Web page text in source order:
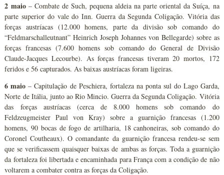
2 maio– Combate de Such, pequena aldeia na parte oriental da Suíça, na
parte superior do vale do Inn. Guerra da Segunda Coligação. Vitória das
forças austríacas (12.000 homens, parte da divisão sob comando do
“Feldmarschalleutnant” Heinrich Joseph Johannes von Bellegarde) sobre as
forças francesas (7.600 homens sob comando do General de Divisão
Claude-Jacques Lecourbe). As forças francesas tiveram 20 mortos, 172
feridos e 56 capturados. As baixas austríacas foram ligeiras.
6 maio – Capitulação de Peschiera, fortaleza na ponta sul do Lago Garda,
Norte de Itália, junto ao Rio Mincio. Guerra da Segunda Coligação. Vitória
das forças austríacas (cerca de 8.000 homens sob comando do
Feldzeugmeister Paul von Kray) sobre a guarnição francesas (1.200
homens, 90 bocas de fogo de artilharia, 18 canhoneiras, sob comando do
Coronel Coutheaux). O comandante da guarnição francesa rendeu-se sem
que se verificassem quaisquer baixas de ambas as forças. Toda a guarnição
da fortaleza foi libertada e encaminhada para França com a condição de não
voltarem a combater contra as forças da Coligação.